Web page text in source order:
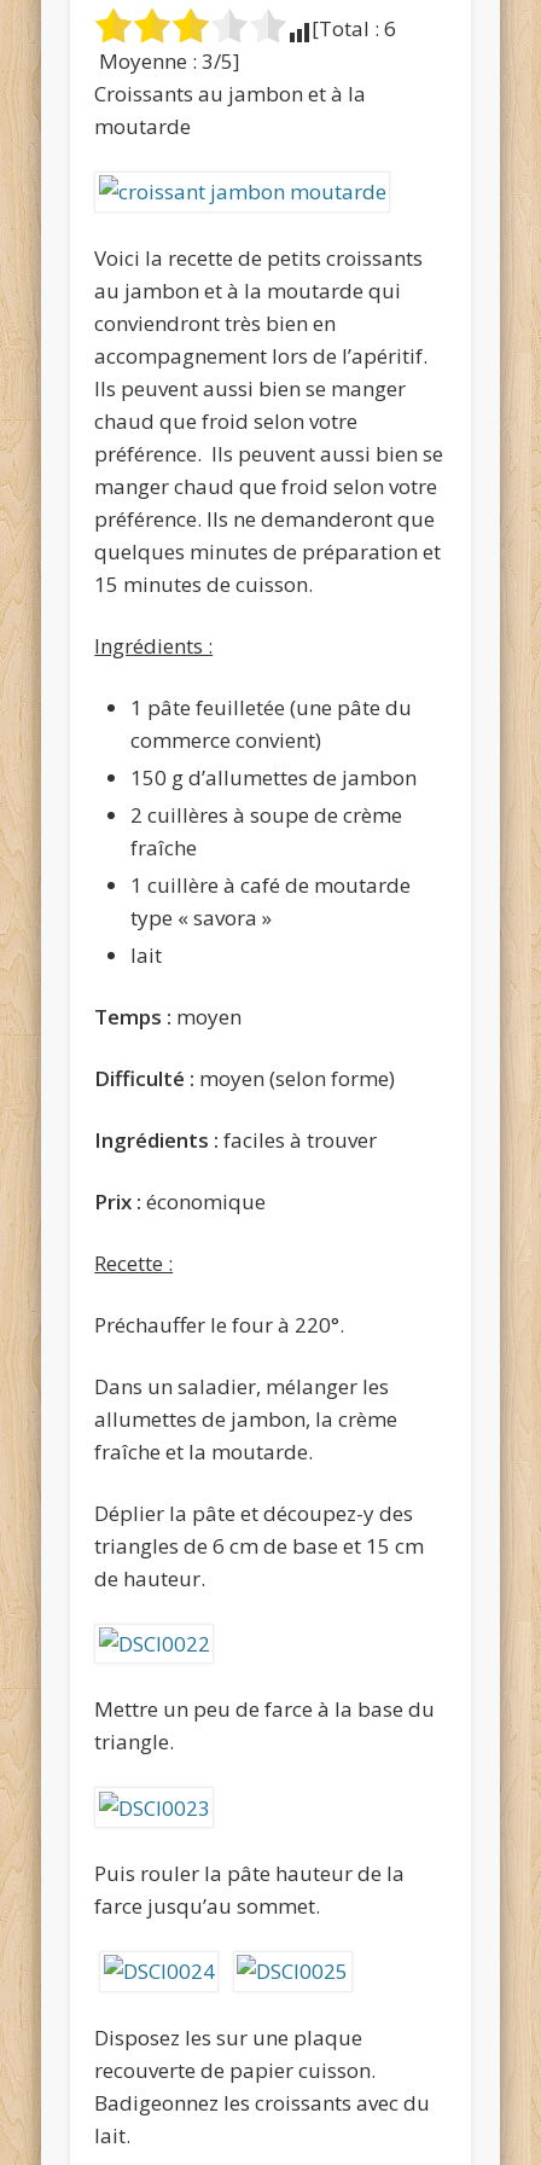
[Total :6
Moyenne :3/5]
Croissants au jambon età la
moutarde
Voici la recette de petits croissants
au jambon et à la moutarde qui
conviendront très bien en
accompagnement lors de l’apéritif.
Ils peuvent aussi bien se manger
chaud que froid selon votre
préférence. Ils peuvent aussi bien se
manger chaud que froid selon votre
préférence. Ils ne demanderont que
quelques minutes de préparation et
15 minutes de cuisson.
Ingrédients :
1 pâte feuilletée (une pâte du
commerce convient)
150 g d’allumettes de jambon
2 cuillères à soupe de crème
fraîche
1 cuillère à café de moutarde
type « savora »
lait
Temps : moyen
Difficulté : moyen (selon forme)
Ingrédients : faciles à trouver
Prix : économique
Recette :
Préchauffer le four à 220°.
Dans un saladier, mélanger les
allumettes de jambon, la crème
fraîche et la moutarde.
Déplier la pâte et découpez-y des
triangles de 6 cm de base et 15 cm
de hauteur.
Mettre un peu de farce à la base du
triangle.
Puis rouler la pâte hauteur de la
farce jusqu’au sommet.
Disposez les sur une plaque
recouverte de papier cuisson.
Badigeonnez les croissants avec du
lait.